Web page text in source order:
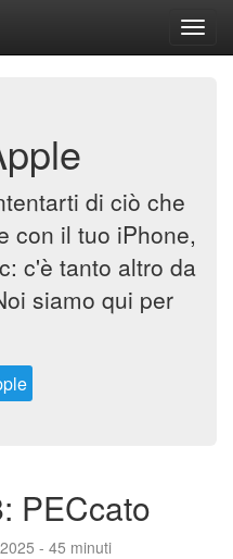
di ciò che
con il tuo iPhone,
c'è tanto altro da
siamo qui per
PECcato
- 45 minuti